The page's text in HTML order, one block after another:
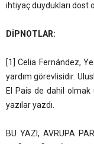
ihtiyaç duydukları dost
DİPNOTLAR:
[1] Celia Fernández,
yardım görevlisidir.
El País de dahil olmak
yazılar yazdı.
BU YAZI, AVRUPA